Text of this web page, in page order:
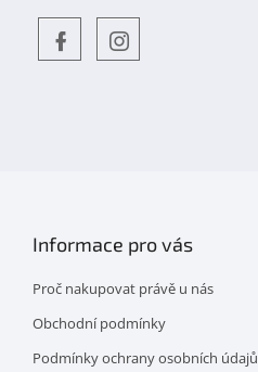
Informace pro vás
Proč nakupovat právě u nás
Obchodní podmínky
Podmínky ochrany osobních údajů